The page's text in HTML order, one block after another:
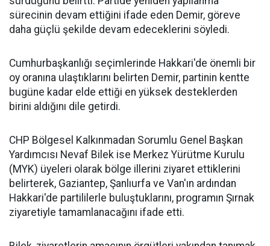
sürecinin devam ettiğini ifade eden Demir, göreve
daha güçlü şekilde devam edeceklerini söyledi.
Cumhurbaşkanlığı seçimlerinde Hakkari'de önemli bir
oy oranına ulaştıklarını belirten Demir, partinin kentte
bugüne kadar elde ettiği en yüksek desteklerden
birini aldığını dile getirdi.
CHP Bölgesel Kalkınmadan Sorumlu Genel Başkan
Yardımcısı Nevaf Bilek ise Merkez Yürütme Kurulu
(MYK) üyeleri olarak bölge illerini ziyaret ettiklerini
belirterek, Gaziantep, Şanlıurfa ve Van'ın ardından
Hakkari'de partililerle buluştuklarını, programın Şırnak
ziyaretiyle tamamlanacağını ifade etti.